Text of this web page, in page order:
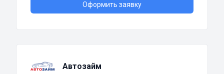
Оформить заявку
Автозайм